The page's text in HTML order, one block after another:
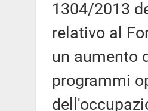
1304/2013
relativo al
un aumento
programmi